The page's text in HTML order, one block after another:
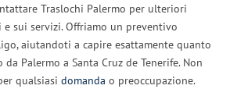
Traslochi Palermo per ulteriori
sui servizi. Offriamo un preventivo
aiutandoti a capire esattamente quanto
Palermo a Santa Cruz de Tenerife. Non
qualsiasi domanda o preoccupazione.